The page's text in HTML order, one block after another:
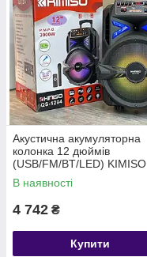
Акустична акумуляторна
колонка 12 дюймів
(USB/FM/BT/LED) KIMISO
QS-1294 BT
В наявності
4 742 ₴
Купити